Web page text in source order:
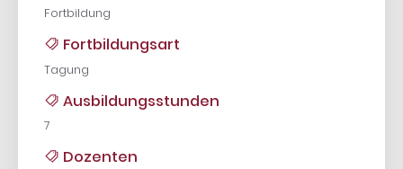
Fortbildung
Fortbildungsart
Tagung
Ausbildungsstunden
7
Dozenten